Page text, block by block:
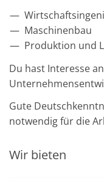
Maschinenbau
Produktion und
Du hast Interesse
Gute
notwendig für die
Wir bieten